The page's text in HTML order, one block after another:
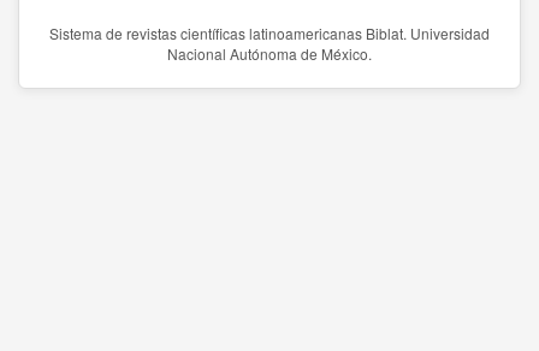
Sistema de revistas científicas latinoamericanas Biblat. Universidad
Nacional Autónoma de México.